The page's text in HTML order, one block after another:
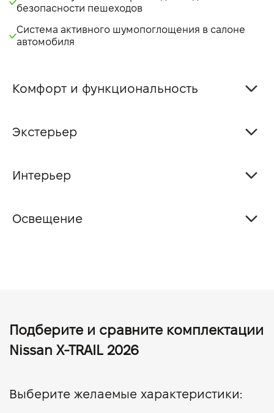
безопасности пешеходов
Система активного шумопоглощения в салоне
автомобиля
Комфорт и функциональность
Экстерьер
Интерьер
Освещение
Подберите и сравните комплектации
Nissan X-TRAIL 2026
Выберите желаемые характеристики: